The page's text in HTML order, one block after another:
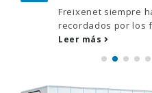
Freixenet siempre
recordados por los
Leer más